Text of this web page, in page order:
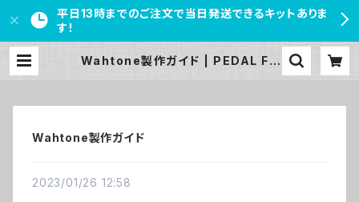
平日13時までのご注文で当日発送できるキットありま
す！
Wahtone製作ガイド | PEDAL FR
Wahtone製作ガイド
2023/01/26 12:58